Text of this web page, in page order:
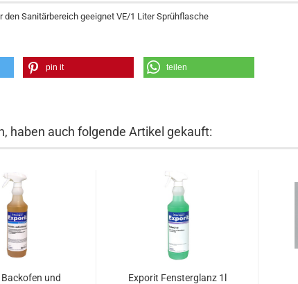
Sanitärbereich geeignet VE/1 Liter Sprühflasche
pin it teilen
haben auch folgende Artikel gekauft:
und
Exporit Fensterglanz 1l